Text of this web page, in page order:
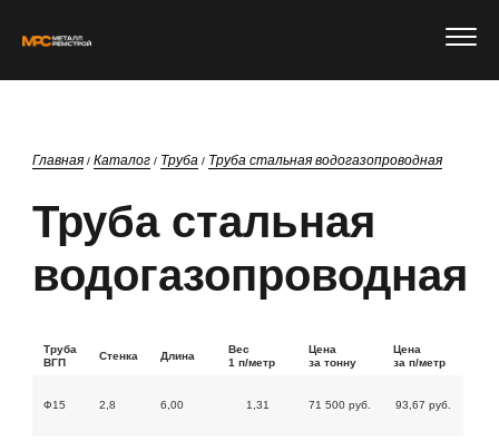
Главная / Каталог / Труба / Труба стальная водогазопроводная
Труба стальная
водогазопроводная
Труба
ВГП
Стенка Длина
Вес
1 п/метр
Цена
за тонну
Цена
за п/метр
Ф15 2,8 6,00 1,31 71 500 руб. 93,67 руб.